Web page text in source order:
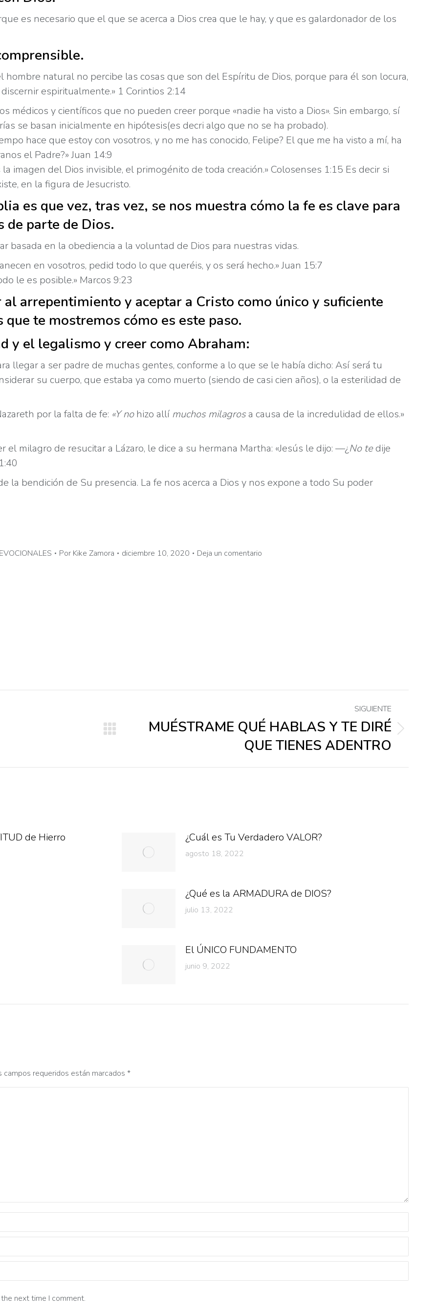
es necesario que el que se acerca a Dios crea que le hay, y que es galardonador de los
hombre natural no percibe las cosas que son del Espíritu de Dios, porque para él son locura,
espiritualmente.» 1 Corintios 2:14
médicos y científicos que no pueden creer porque «nadie ha visto a Dios». Sin embargo, sí
se basan inicialmente en hipótesis(es decri algo que no se ha probado).
hace que estoy con vosotros, y no me has conocido, Felipe? El que me ha visto a mí, ha
el Padre?» Juan 14:9
la imagen del Dios invisible, el primogénito de toda creación.» Colosenses 1:15 Es decir si
en la figura de Jesucristo.
es que vez, tras vez, se nos muestra cómo la fe es clave para
de parte de Dios.
basada en la obediencia a la voluntad de Dios para nuestras vidas.
en vosotros, pedid todo lo que queréis, y os será hecho.» Juan 15:7
le es posible.» Marcos 9:23
al arrepentimiento y aceptar a Cristo como único y suficiente
que te mostremos cómo es este paso.
y el legalismo y creer como Abraham:
llegar a ser padre de muchas gentes, conforme a lo que se le había dicho: Así será tu
su cuerpo, que estaba ya como muerto (siendo de casi cien años), o la esterilidad de
por la falta de fe: «Y nohizo allí muchos milagrosa causa de la incredulidad de ellos.»
el milagro de resucitar a Lázaro, le dice a su hermana Martha: «Jesús le dijo: —¿No tedije
la bendición de Su presencia. La fe nos acerca a Dios y nos expone a todo Su poder
Por Kike Zamora diciembre 10, 2020 Deja un comentario
SIGUIENTE
Publicación
MUÉSTRAME QUÉ HABLAS Y TE DIRÉ
QUE TIENES ADENTRO
de Hierro ¿Cuál es Tu Verdadero VALOR?
agosto 18, 2022
¿Qué es la ARMADURA de DIOS?
julio 13, 2022
El ÚNICO FUNDAMENTO
junio 9, 2022
campos requeridos están marcados *
next time I comment.